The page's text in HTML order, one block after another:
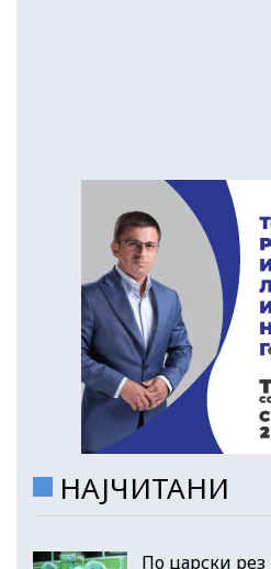
НАЈЧИТАНИ
По царски